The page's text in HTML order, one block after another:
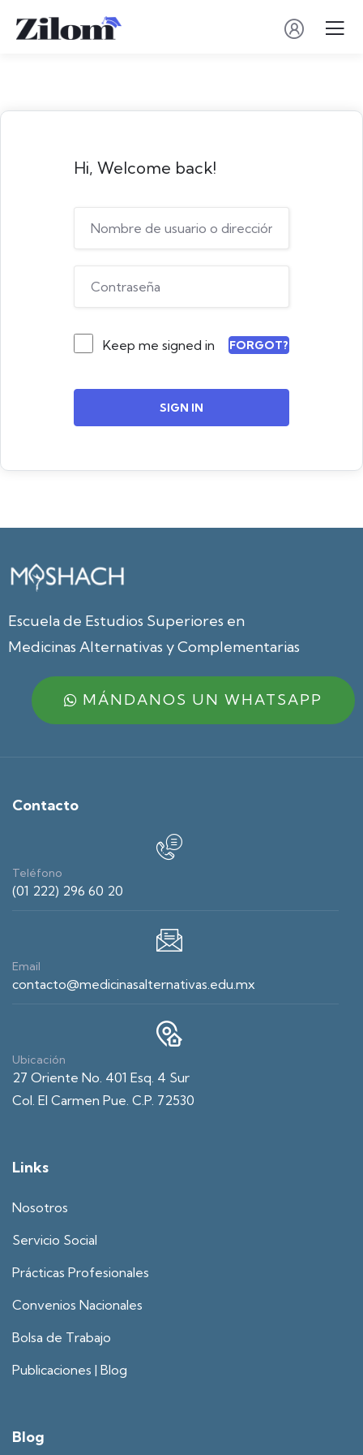
Hi, Welcome back!
Keep me signed in FORGOT?
SIGN IN
Escuela de Estudios Superiores en
Medicinas Alternativas y Complementarias
MÁNDANOS UN WHATSAPP
Contacto
Teléfono
(01 222) 296 60 20
Email
contacto@medicinasalternativas.edu.mx
Ubicación
27 Oriente No. 401 Esq. 4 Sur
Col. El Carmen Pue. C.P. 72530
Links
Nosotros
Servicio Social
Prácticas Profesionales
Convenios Nacionales
Bolsa de Trabajo
Publicaciones | Blog
Blog